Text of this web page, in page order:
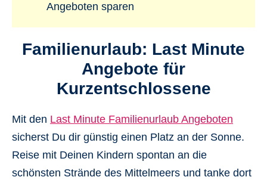
Angeboten sparen
Familienurlaub: Last Minute
Angebote für
Kurzentschlossene
Mit den Last Minute Familienurlaub Angeboten
sicherst Du dir günstig einen Platz an der Sonne.
Reise mit Deinen Kindern spontan an die
schönsten Strände des Mittelmeers und tanke dort